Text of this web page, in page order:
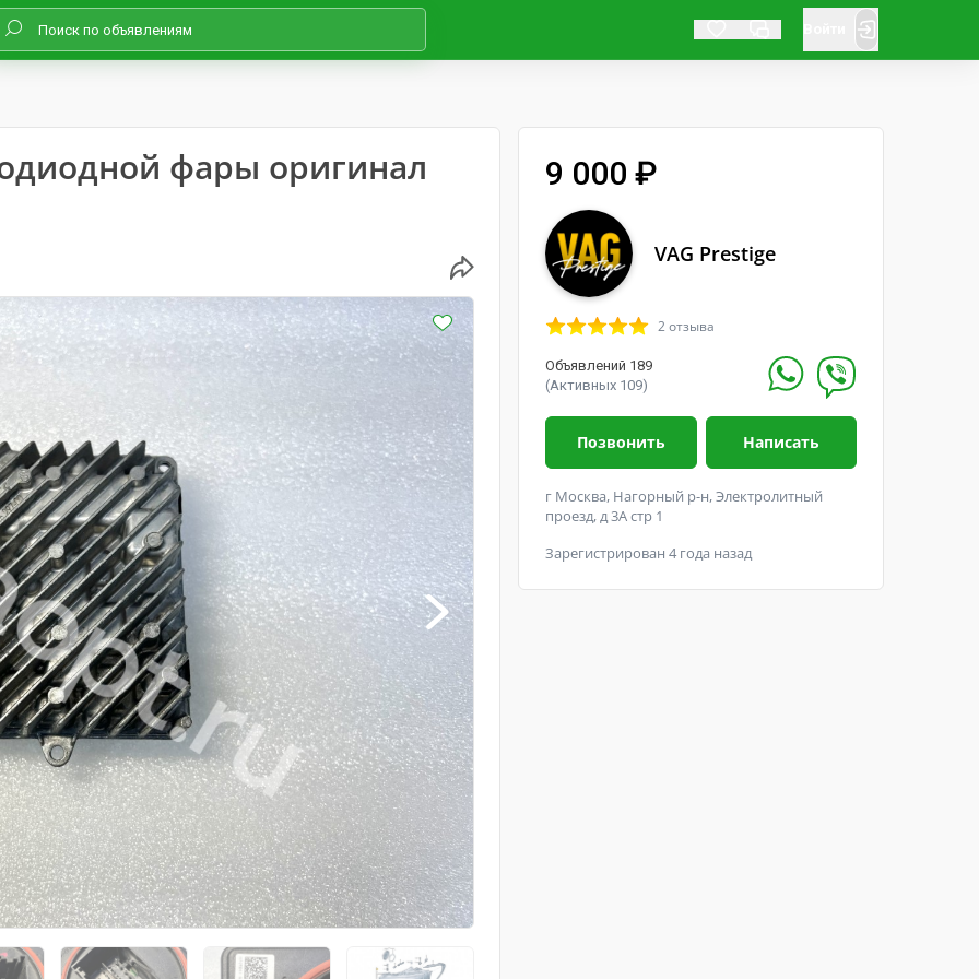
фары оригинал 9 000 ₽
VAG Prestige
2 отзыва
Объявлений 189
(Активных 109)
Позвонить Написать
г Москва, Нагорный р-н, Электролитный
проезд, д 3А стр 1
Зарегистрирован 4 года назад